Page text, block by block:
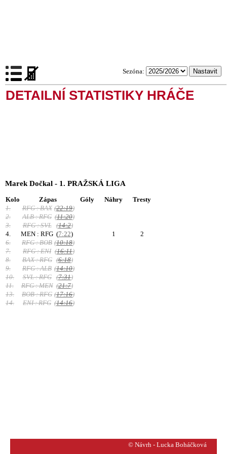
Sezóna:
DETAILNÍ STATISTIKY HRÁČE
Marek Dočkal - 1. PRAŽSKÁ LIGA
Kolo Zápas Góly Náhry
Tresty
1.
RFG : BAX (22:19)
2.
ALB : RFG (11:20)
3.
RFG : SVL (14:2)
4.
MEN : RFG (7:22) 1
2
6.
RFG : BOB (10:18)
7.
RFG : ENI (16:11)
8.
BAX : RFG (6:18)
9.
RFG : ALB (14:10)
10.
SVL : RFG (7:31)
11.
RFG : MEN (21:7)
13.
BOB : RFG (17:16)
14.
ENI : RFG (14:16)
© Návrh - Lucka Boháčková